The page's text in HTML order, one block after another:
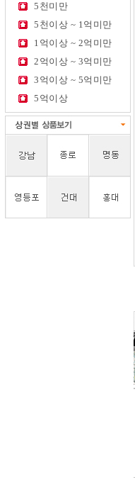
5천미만
5천이상 ~ 1억미만
1억이상 ~ 2억미만
2억이상 ~ 3억미만
3억이상 ~ 5억미만
5억이상